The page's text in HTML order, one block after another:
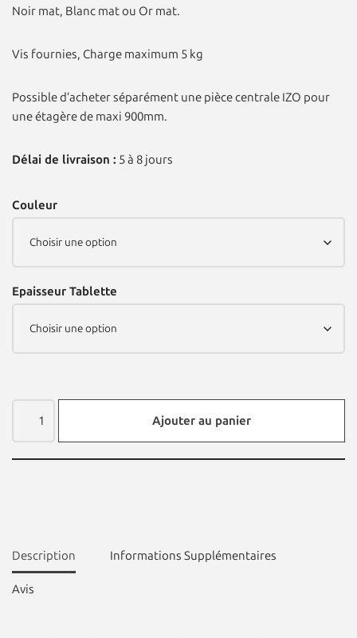
Noir mat, Blanc mat ou Or mat.
Vis fournies, Charge maximum 5 kg
Possible d’acheter séparément une pièce centrale IZO pour
une étagère de maxi 900mm.
Délai de livraison : 5 à 8 jours
Couleur
Epaisseur Tablette
Ajouter au panier
Description Informations Supplémentaires
Avis